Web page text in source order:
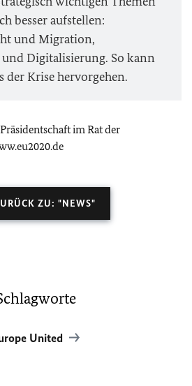
besser aufstellen:
und Migration,
Digitalisierung. So kann
der Krise hervorgehen.
im Rat der
ZU: "NEWS"
United